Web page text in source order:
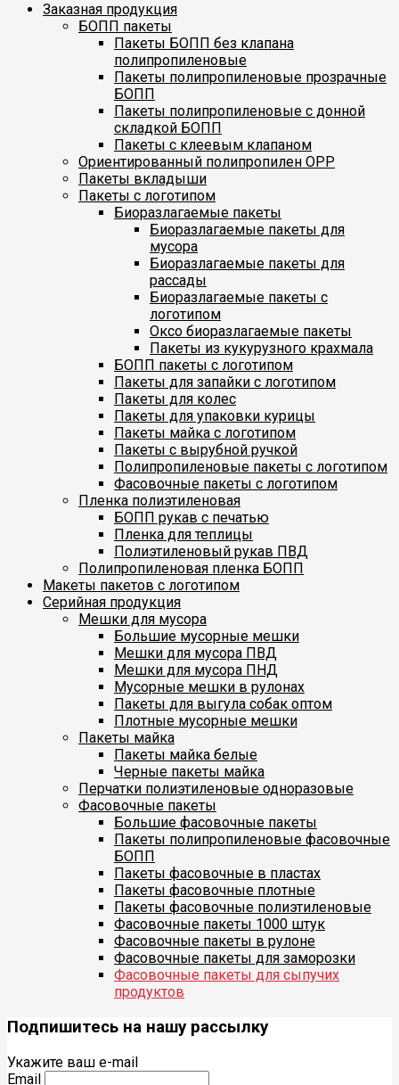
Заказная продукция
БОПП пакеты
Пакеты БОПП без клапана
полипропиленовые
Пакеты полипропиленовые прозрачные
БОПП
Пакеты полипропиленовые с донной
складкой БОПП
Пакеты с клеевым клапаном
Ориентированный полипропилен ОРР
Пакеты вкладыши
Пакеты с логотипом
Биоразлагаемые пакеты
Биоразлагаемые пакеты для
мусора
Биоразлагаемые пакеты для
рассады
Биоразлагаемые пакеты с
логотипом
Оксо биоразлагаемые пакеты
Пакеты из кукурузного крахмала
БОПП пакеты с логотипом
Пакеты для запайки с логотипом
Пакеты для колес
Пакеты для упаковки курицы
Пакеты майка с логотипом
Пакеты с вырубной ручкой
Полипропиленовые пакеты с логотипом
Фасовочные пакеты с логотипом
Пленка полиэтиленовая
БОПП рукав с печатью
Пленка для теплицы
Полиэтиленовый рукав ПВД
Полипропиленовая пленка БОПП
Макеты пакетов с логотипом
Серийная продукция
Мешки для мусора
Большие мусорные мешки
Мешки для мусора ПВД
Мешки для мусора ПНД
Мусорные мешки в рулонах
Пакеты для выгула собак оптом
Плотные мусорные мешки
Пакеты майка
Пакеты майка белые
Черные пакеты майка
Перчатки полиэтиленовые одноразовые
Фасовочные пакеты
Большие фасовочные пакеты
Пакеты полипропиленовые фасовочные
БОПП
Пакеты фасовочные в пластах
Пакеты фасовочные плотные
Пакеты фасовочные полиэтиленовые
Фасовочные пакеты 1000 штук
Фасовочные пакеты в рулоне
Фасовочные пакеты для заморозки
Фасовочные пакеты для сыпучих
продуктов
Подпишитесь на нашу рассылку
Укажите ваш e-mail
Email